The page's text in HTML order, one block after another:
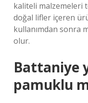
kaliteli malzemeleri
doğal lifler içeren
kullanımdan sonra
olur.
Battaniye
pamuklu